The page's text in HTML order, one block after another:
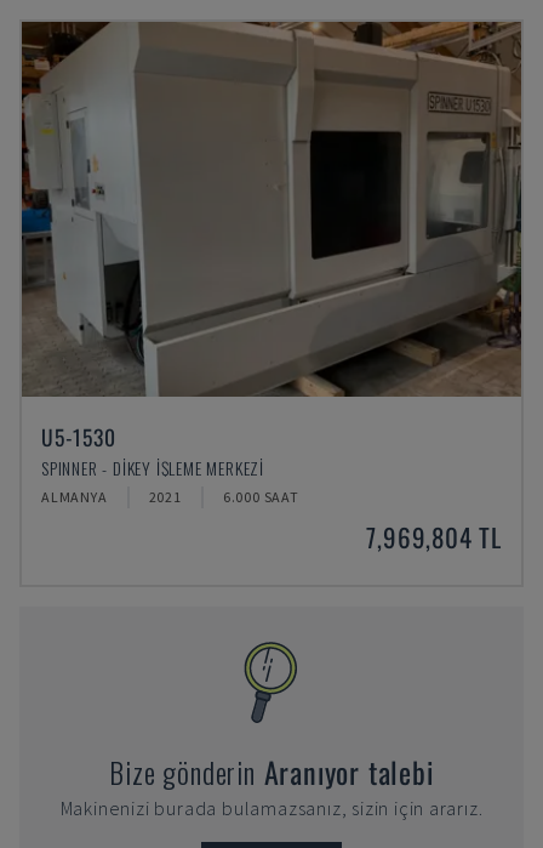
U5-1530
SPINNER - DIKEY İŞLEME MERKEZI
ALMANYA 2021 6.000 SAAT
7,969,804 TL
Bize gönderin Aranıyor talebi
Makinenizi burada bulamazsanız, sizin için ararız.